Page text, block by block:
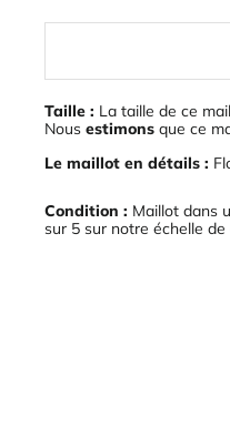
Taille : La taille de ce
Nous estimons que ce
Le maillot en détails :
Condition : Maillot dans
sur 5 sur notre échelle de